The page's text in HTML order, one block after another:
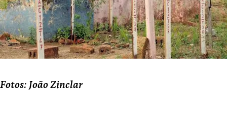
Fotos: João Zinclar